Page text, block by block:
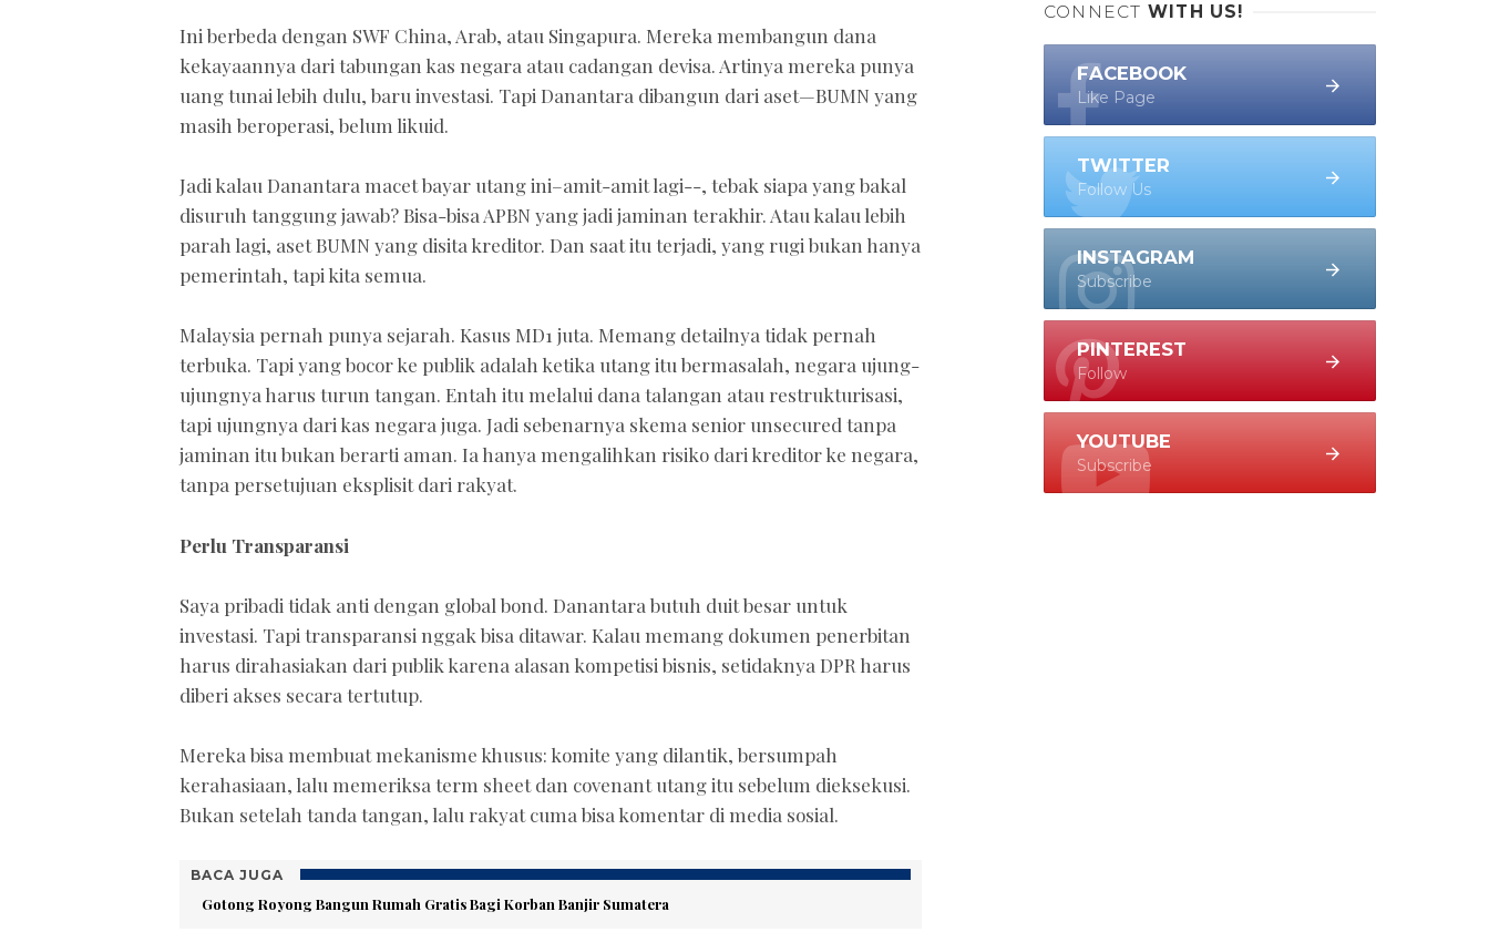
Ini berbeda dengan SWF China, Arab, atau Singapura. Mereka membangun dana
kekayaannya dari tabungan kas negara atau cadangan devisa. Artinya mereka punya
uang tunai lebih dulu, baru investasi. Tapi Danantara dibangun dari aset—BUMN yang
masih beroperasi, belum likuid.
Jadi kalau Danantara macet bayar utang ini–amit-amit lagi--, tebak siapa yang bakal
disuruh tanggung jawab? Bisa-bisa APBN yang jadi jaminan terakhir. Atau kalau lebih
parah lagi, aset BUMN yang disita kreditor. Dan saat itu terjadi, yang rugi bukan hanya
pemerintah, tapi kita semua.
Malaysia pernah punya sejarah. Kasus MD1 juta. Memang detailnya tidak pernah
terbuka. Tapi yang bocor ke publik adalah ketika utang itu bermasalah, negara ujung-
ujungnya harus turun tangan. Entah itu melalui dana talangan atau restrukturisasi,
tapi ujungnya dari kas negara juga. Jadi sebenarnya skema senior unsecured tanpa
jaminan itu bukan berarti aman. Ia hanya mengalihkan risiko dari kreditor ke negara,
tanpa persetujuan eksplisit dari rakyat.
Perlu Transparansi
Saya pribadi tidak anti dengan global bond. Danantara butuh duit besar untuk
investasi. Tapi transparansi nggak bisa ditawar. Kalau memang dokumen penerbitan
harus dirahasiakan dari publik karena alasan kompetisi bisnis, setidaknya DPR harus
diberi akses secara tertutup.
Mereka bisa membuat mekanisme khusus: komite yang dilantik, bersumpah
kerahasiaan, lalu memeriksa term sheet dan covenant utang itu sebelum dieksekusi.
Bukan setelah tanda tangan, lalu rakyat cuma bisa komentar di media sosial.
BACA JUGA
Gotong Royong Bangun Rumah Gratis Bagi Korban Banjir Sumatera
CONNECT WITH US!
FACEBOOK
Like Page
TWITTER
Follow Us
INSTAGRAM
Subscribe
PINTEREST
Follow
YOUTUBE
Subscribe